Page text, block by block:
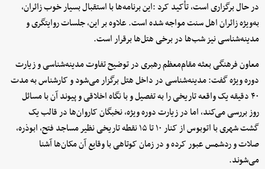
در حال برگزاری است، تأکید کرد :این برنامه‌ها با استقبال بسیار خوب زائران،
به‌ویژه زائران اهل سنت مواجه شده است. علاوه بر این، جلسات روایتگری و
مدینه‌شناسی نیز شب‌ها در برخی هتل‌ها برقرار است.
معاون فرهنگی بعثه مقام‌معظم رهبری در توضیح تفاوت مدینه‌شناسی و زیارت
دوره ویژه گفت: مدینه‌شناسی در داخل هتل برگزار می‌شود و کارشناس به مدت
۴۰ دقیقه یک واقعه تاریخی را به تفصیل و با نگاه اخلاقی و پیوند آن با مسائل
روز بررسی می‌کند، اما در زیارت دوره ویژه، نخبگان کاروان‌ها در قالب یک
گشت شهری با اتوبوس از کنار ۱۰ تا ۱۵ نقطه تاریخی نظیر مساجد فتح، ابوذره،
صلات و ردشمس عبور کرده و در زمان کوتاهی با وقایع آن مکان‌ها آشنا
می‌شوند.